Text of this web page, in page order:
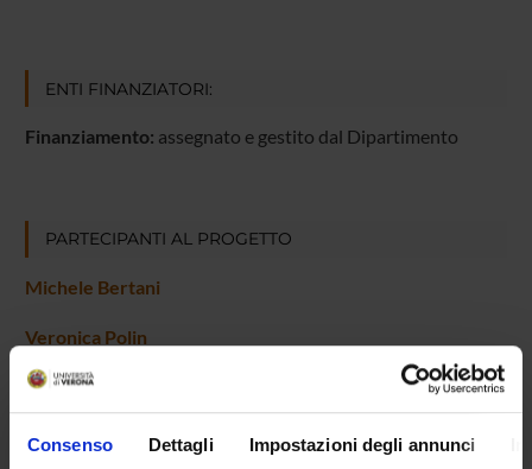
Consenso Dettagli Impostazioni degli annunci
ENTI FINANZIATORI:
Finanziamento: assegnato e gestito dal Dipartimento
PARTECIPANTI AL PROGETTO
Michele Bertani
Veronica Polin
AREE DI RICERCA COINVOLTE DAL PROGETTO